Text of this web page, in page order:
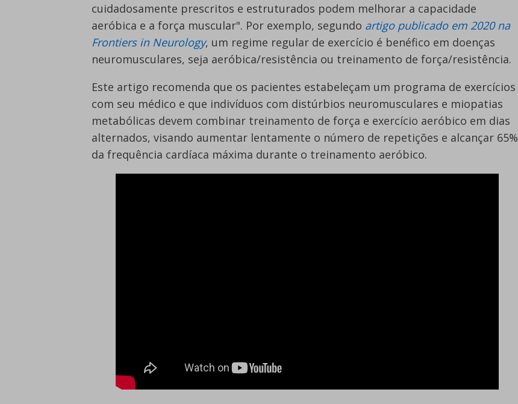
cuidadosamente prescritos e estruturados podem melhorar a capacidade
aeróbica e a força muscular". Por exemplo, segundo artigo publicado em 2020 na
Frontiers in Neurology, um regime regular de exercício é benéfico em doenças
neuromusculares, seja aeróbica/resistência ou treinamento de força/resistência.
Este artigo recomenda que os pacientes estabeleçam um programa de exercícios
com seu médico e que indivíduos com distúrbios neuromusculares e miopatias
metabólicas devem combinar treinamento de força e exercício aeróbico em dias
alternados, visando aumentar lentamente o número de repetições e alcançar 65%
da frequência cardíaca máxima durante o treinamento aeróbico.